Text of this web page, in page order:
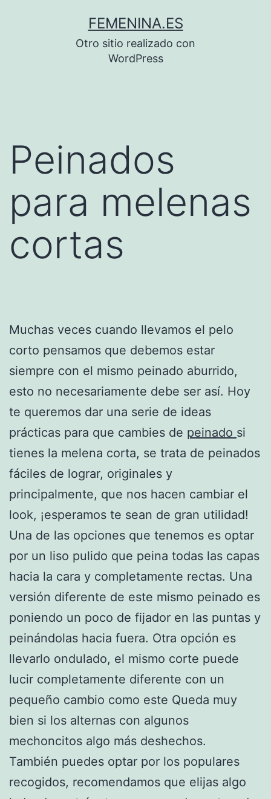
FEMENINA.ES
Otro sitio realizado con
WordPress
Peinados
para melenas
cortas
Muchas veces cuando llevamos el pelo
corto pensamos que debemos estar
siempre con el mismo peinado aburrido,
esto no necesariamente debe ser así. Hoy
te queremos dar una serie de ideas
prácticas para que cambies de peinado si
tienes la melena corta, se trata de peinados
fáciles de lograr, originales y
principalmente, que nos hacen cambiar el
look, ¡esperamos te sean de gran utilidad!
Una de las opciones que tenemos es optar
por un liso pulido que peina todas las capas
hacia la cara y completamente rectas. Una
versión diferente de este mismo peinado es
poniendo un poco de fijador en las puntas y
peinándolas hacia fuera. Otra opción es
llevarlo ondulado, el mismo corte puede
lucir completamente diferente con un
pequeño cambio como este Queda muy
bien si los alternas con algunos
mechoncitos algo más deshechos.
También puedes optar por los populares
recogidos, recomendamos que elijas algo